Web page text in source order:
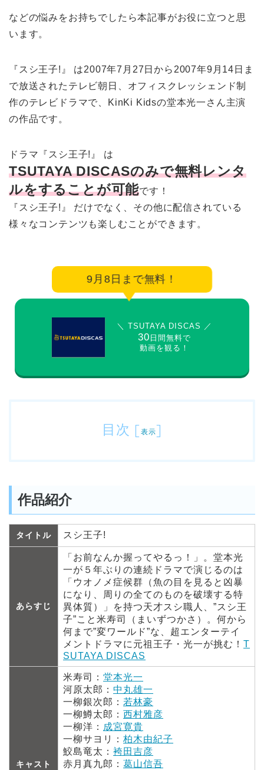
などの悩みをお持ちでしたら本記事がお役に立つと思
います。
『スシ王子!』 は2007年7月27日から2007年9月14日ま
で放送されたテレビ朝日、オフィスクレッシェンド制
作のテレビドラマで、KinKi Kidsの堂本光一さん主演
の作品です。
ドラマ『スシ王子!』 は
TSUTAYA DISCASのみで無料レンタ
ルをすることが可能です！
『スシ王子!』 だけでなく、その他に配信されている
様々なコンテンツも楽しむことができます。
9月8日まで無料！
＼ TSUTAYA DISCAS ／
30 日間無料で
動画を観る！
目次 [ 表示]
作品紹介
タイトル スシ王子!
あらすじ
「お前なんか握ってやるっ！」。堂本光
一が５年ぶりの連続ドラマで演じるのは
「ウオノメ症候群（魚の目を見ると凶暴
になり、周りの全てのものを破壊する特
異体質）」を持つ天才スシ職人、”スシ王
子”こと米寿司（まいずつかさ）。何から
何まで”変ワールド”な、超エンターテイ
メントドラマに元祖王子・光一が挑む！ T
SUTAYA DISCAS
キャスト
米寿司： 堂本光一
河原太郎： 中丸雄一
一柳銀次郎： 若林豪
一柳鱒太郎： 西村雅彦
一柳洋： 成宮寛貴
一柳サヨリ： 柏木由紀子
鮫島竜太： 袴田吉彦
赤月真九郎： 葛山信吾